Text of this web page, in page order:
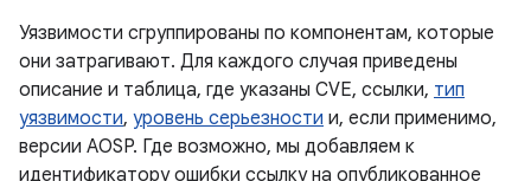
Уязвимости сгруппированы по компонентам, которые
они затрагивают. Для каждого случая приведены
описание и таблица, где указаны CVE, ссылки, тип
уязвимости, уровень серьезности и, если применимо,
версии AOSP. Где возможно, мы добавляем к
идентификатору ошибки ссылку на опубликованное